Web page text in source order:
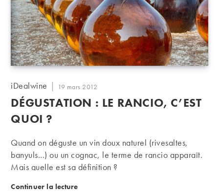
Auteur/autrice
la
publication :
iDealwine
Publication
publiée :
19 mars 2012
DÉGUSTATION : LE RANCIO, C’EST
QUOI ?
Quand on déguste un vin doux naturel (rivesaltes,
banyuls...) ou un cognac, le terme de rancio apparaît.
Mais quelle est sa définition ?
Continuer la lectureDégustation : le rancio, c’est quoi ?